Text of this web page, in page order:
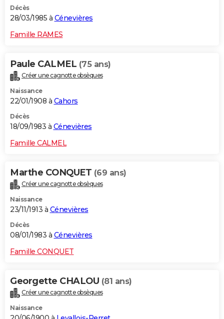
Décès
28/03/1985 à Cénevières
Famille RAMES
Paule CALMEL (75 ans)
Créer une cagnotte obsèques
Naissance
22/01/1908 à Cahors
Décès
18/09/1983 à Cénevières
Famille CALMEL
Marthe CONQUET (69 ans)
Créer une cagnotte obsèques
Naissance
23/11/1913 à Cénevières
Décès
08/01/1983 à Cénevières
Famille CONQUET
Georgette CHALOU (81 ans)
Créer une cagnotte obsèques
Naissance